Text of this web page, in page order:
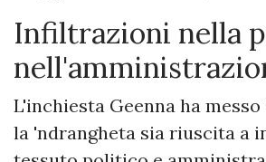
Infiltrazioni nella
L'inchiesta Geenna ha
la 'ndrangheta sia riuscita a